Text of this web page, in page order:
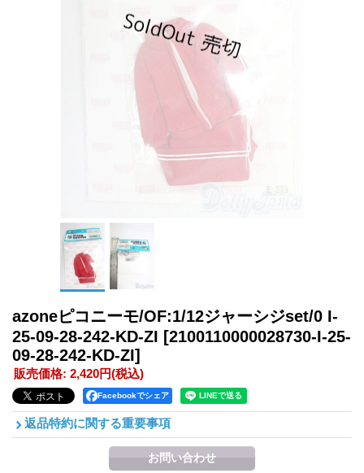
azoneピコニーモ/OF:1/12ジャーシジset/0 I-
25-09-28-242-KD-ZI [2100110000028730-I-25-
09-28-242-KD-ZI]
販売価格: 2,420円(税込)
Facebookでシェア
返品特約に関する重要事項